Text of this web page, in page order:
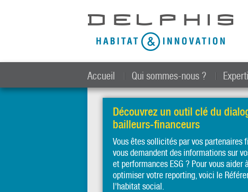
Accueil Qui sommes-nous ?
Découvrez un outil clé du
bailleurs-financeurs
Vous êtes sollicités par vos partenaires
vous demandent des informations sur
et performances ESG ? Pour vous aider
optimiser votre reporting, voici le
l'habitat social.